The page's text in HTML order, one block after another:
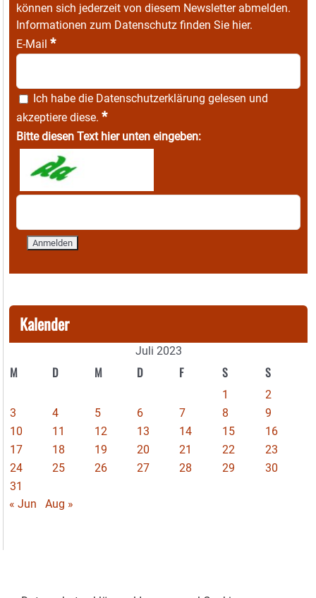
können sich jederzeit von diesem Newsletter abmelden.
Informationen zum Datenschutz finden Sie hier.
E-Mail *
Ich habe die Datenschutzerklärung gelesen und
akzeptiere diese. *
Bitte diesen Text hier unten eingeben:
Kalender
Juli 2023
M D M D F S S
1
2
3
4 5 6 7 8
9
10
11 12 13 14 15
16
17
18 19 20 21 22
23
24
25 26 27 28 29
30
31
« Jun
Aug »